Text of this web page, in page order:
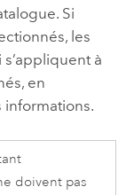
Si
les
à
en
informations.
doivent pas